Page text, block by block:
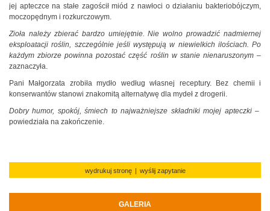
jej apteczce na stałe zagościł miód z nawłoci o działaniu bakteriobójczym,
moczopędnym i rozkurczowym.
Zioła należy zbierać bardzo umiejętnie. Nie wolno prowadzić nadmiernej
eksploatacji roślin, szczególnie jeśli występują w niewielkich ilościach. Po
każdym zbiorze powinna pozostać część roślin w stanie nienaruszonym–
zaznaczyła.
Pani Małgorzata zrobiła mydło według własnej receptury. Bez chemii i
konserwantów stanowi znakomitą alternatywę dla mydeł z drogerii.
Dobry humor, spokój, śmiech to najważniejsze składniki mojej apteczki–
powiedziała na zakończenie.
wydrukuj stronę | wyślij zapytanie
GALERIA